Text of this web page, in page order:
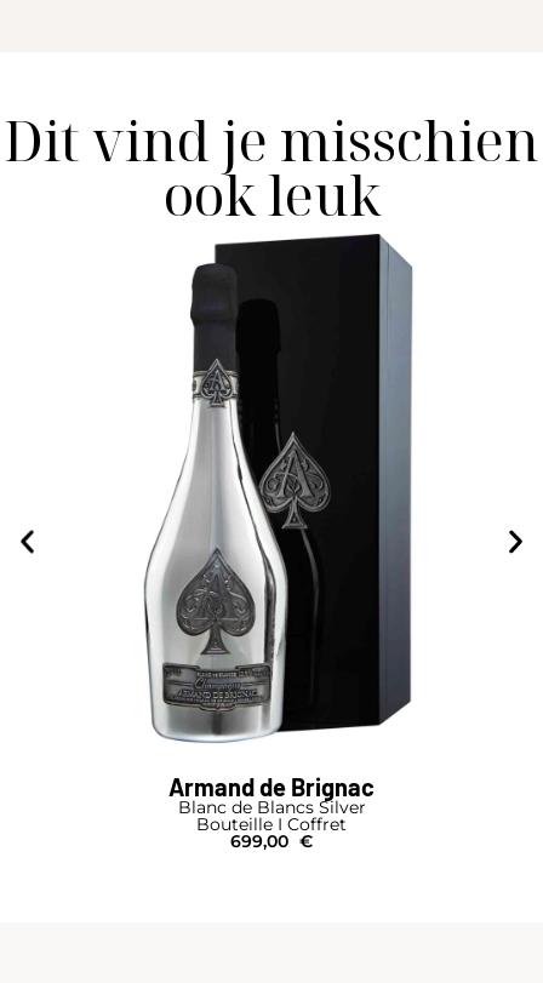
Dit vind je misschien
ook leuk
Armand de Brignac
Blanc de Blancs Silver
Bouteille I Coffret
699,00 €